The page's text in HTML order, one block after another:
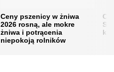
Ceny pszenicy w żniwa
2026 rosną, ale mokre
żniwa i potrącenia
niepokoją rolników